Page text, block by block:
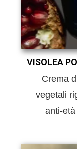
VISOLEA
Crema
vegetali
anti-